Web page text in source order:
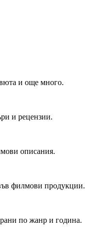
и още много.
и рецензии.
описания.
филмови продукции.
по жанр и година.